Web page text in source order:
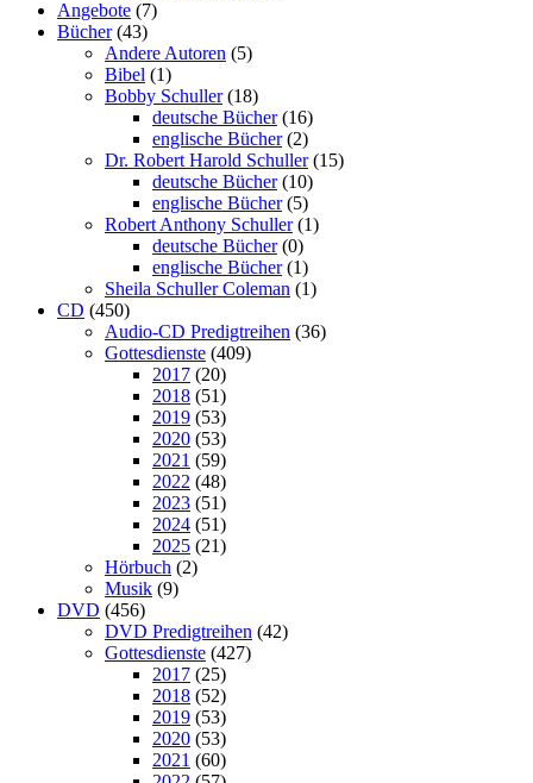
Angebote (7)
Bücher (43)
Andere Autoren (5)
Bibel (1)
Bobby Schuller (18)
deutsche Bücher (16)
englische Bücher (2)
Dr. Robert Harold Schuller (15)
deutsche Bücher (10)
englische Bücher (5)
Robert Anthony Schuller (1)
deutsche Bücher (0)
englische Bücher (1)
Sheila Schuller Coleman (1)
CD (450)
Audio-CD Predigtreihen (36)
Gottesdienste (409)
2017 (20)
2018 (51)
2019 (53)
2020 (53)
2021 (59)
2022 (48)
2023 (51)
2024 (51)
2025 (21)
Hörbuch (2)
Musik (9)
DVD (456)
DVD Predigtreihen (42)
Gottesdienste (427)
2017 (25)
2018 (52)
2019 (53)
2020 (53)
2021 (60)